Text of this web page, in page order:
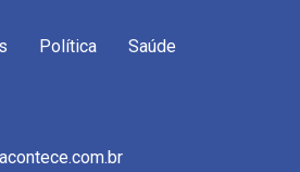
Política Saúde